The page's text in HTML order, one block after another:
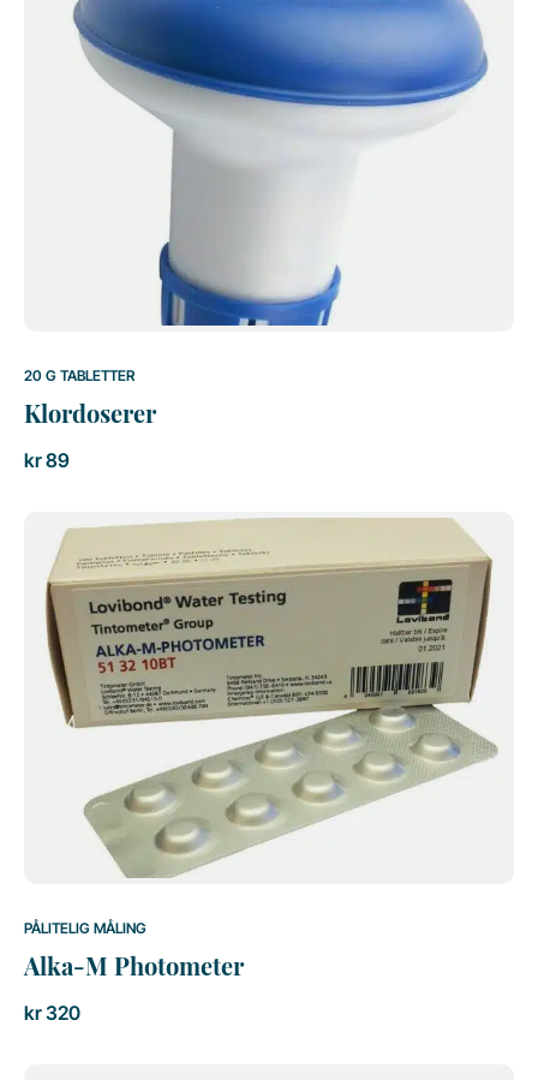
20 G TABLETTER
Klordoserer
kr89
PÅLITELIG MÅLING
Alka-M Photometer
kr320